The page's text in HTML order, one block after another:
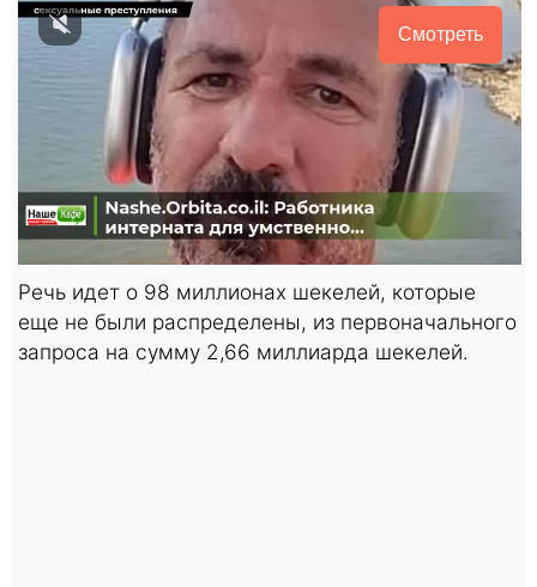
Смотреть
Речь идет о 98 миллионах шекелей, которые
еще не были распределены, из первоначального
запроса на сумму 2,66 миллиарда шекелей.